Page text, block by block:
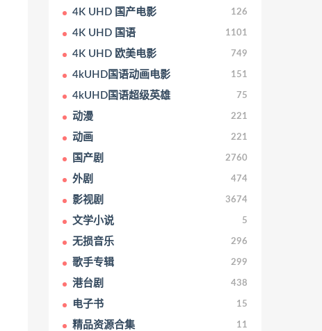
4K UHD 国产电影 126
4K UHD 国语 1101
4K UHD 欧美电影 749
4kUHD国语动画电影 151
4kUHD国语超级英雄 75
动漫 221
动画 221
国产剧 2760
外剧 474
影视剧 3674
文学小说 5
无损音乐 296
歌手专辑 299
港台剧 438
电子书 15
精品资源合集 11